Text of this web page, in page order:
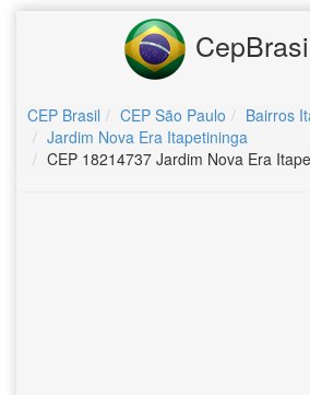
CEP Brasil CEP São Paulo
Bairros
Jardim Nova Era Itapetininga
CEP 18214737 Jardim Nova Era